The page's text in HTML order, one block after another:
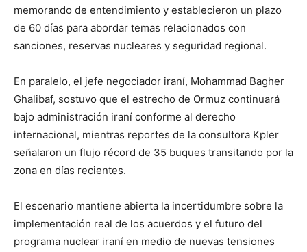
memorando de entendimiento y establecieron un plazo
de 60 días para abordar temas relacionados con
sanciones, reservas nucleares y seguridad regional.
En paralelo, el jefe negociador iraní, Mohammad Bagher
Ghalibaf, sostuvo que el estrecho de Ormuz continuará
bajo administración iraní conforme al derecho
internacional, mientras reportes de la consultora Kpler
señalaron un flujo récord de 35 buques transitando por la
zona en días recientes.
El escenario mantiene abierta la incertidumbre sobre la
implementación real de los acuerdos y el futuro del
programa nuclear iraní en medio de nuevas tensiones